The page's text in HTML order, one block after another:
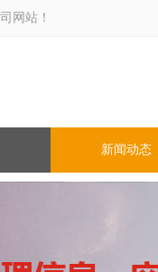
网站！
新闻动态